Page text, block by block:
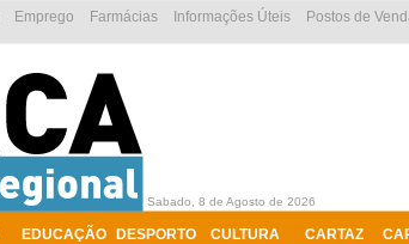
EDUCAÇÃO DESPORTO CULTURA CARTAZ
Postos de
Informações Úteis
Farmácias
Emprego
Sabado, 8 de Agosto de 2026